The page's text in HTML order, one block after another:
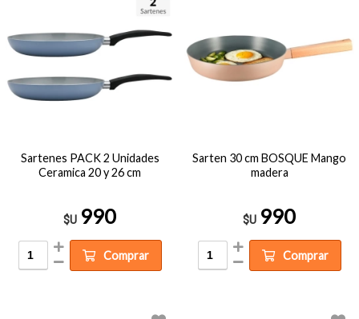
Sartenes PACK 2 Unidades
Ceramica 20 y 26 cm
$U 990
Comprar
Sarten 30 cm BOSQUE Mango
madera
$U 990
Comprar